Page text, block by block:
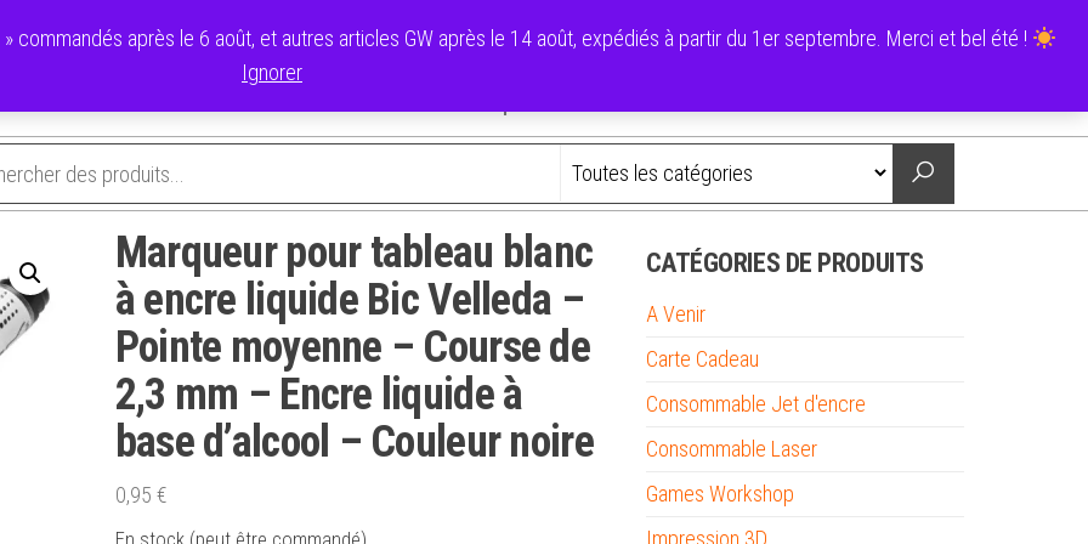
commandés après le 6 août, et autres articles GW après le 14 août, expédiés à partir du 1er septembre. Merci et bel été !
Ignorer
0,00 €
Marqueur pour tableau blanc
à encre liquide Bic Velleda –
Pointe moyenne – Course de
2,3 mm – Encre liquide à
base d’alcool – Couleur noire
0,95 €
CATÉGORIES DE PRODUITS
A Venir
Carte Cadeau
Consommable Jet d'encre
Consommable Laser
Games Workshop
Impression 3D